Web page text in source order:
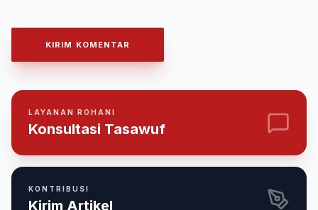
KIRIM KOMENTAR
LAYANAN ROHANI
Konsultasi Tasawuf
KONTRIBUSI
Kirim Artikel